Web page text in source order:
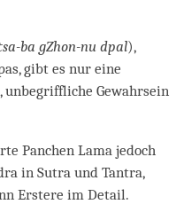
ba gZhon-nu dpal),
gibt es nur eine
Gewahrsein
Panchen Lama jedoch
in Sutra und Tantra,
Erstere im Detail.